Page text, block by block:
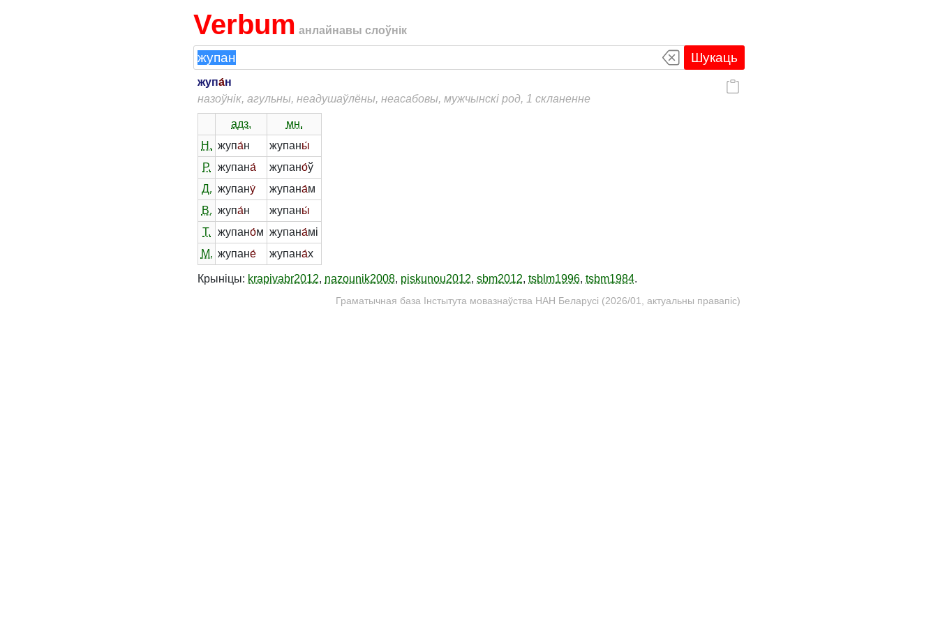
Verbum анлайнавы слоўнік
Шукаць
жупа́н
назоўнік, агульны, неадушаўлёны, неасабовы, мужчынскі род, 1 скланенне
адз.
мн.
Н. жупа́н жупаны́
Р.
жупана́ жупано́ў
Д. жупану́ жупана́м
В. жупа́н жупаны́
Т.
жупано́м жупана́мі
М. жупане́ жупана́х
Крыніцы: krapivabr2012, nazounik2008, piskunou2012, sbm2012, tsblm1996, tsbm1984.
Граматычная база Інстытута мовазнаўства НАН Беларусі (2026/01, актуальны правапіс)